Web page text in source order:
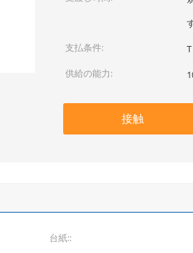
支払条件:
供給の能力:
接触
台紙::